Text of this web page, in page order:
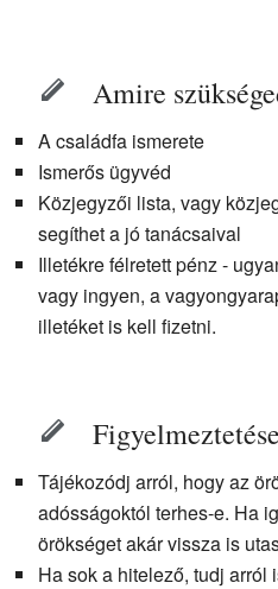
Amire
A családfa ismerete
Ismerős ügyvéd
Közjegyzői lista, vagy
segíthet a jó tanácsaival
Illetékre félretett pénz -
vagy ingyen, a
illetéket is kell fizetni.
Tájékozódj arról, hogy az
adósságoktól terhes-e. Ha
örökséget akár vissza is
Ha sok a hitelező, tudj arról